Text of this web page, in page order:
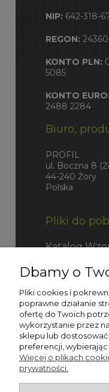
NIP: 642-318-
REGON:
KONTO PLN:
5085
KONTO EURO:
2488 2284
Biuro,
PROFIL
ul. Boczna 8
44-240 Żory
Polska
Pliki do
Katalog
Katalog
Dbamy o
Pliki cookies i
poprawne działanie
ofertę do Twoich
wykorzystanie przez
sklepu lub
preferencji,
Więcej o plikach
prywatności.